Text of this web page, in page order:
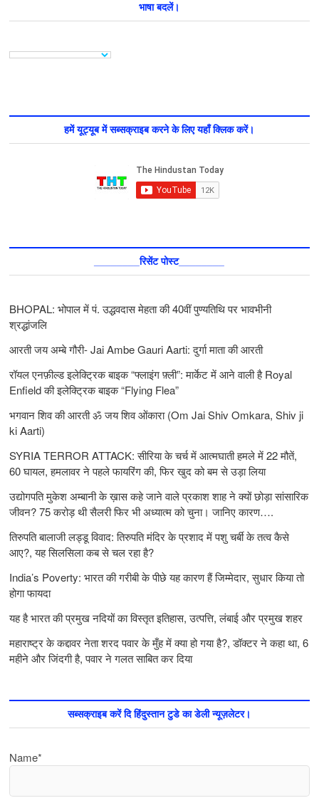
भाषा बदलें।
हमें यूट्यूब में सब्सक्राइब करने के लिए यहाँ क्लिक करें।
________रिसेंट पोस्ट________
BHOPAL: भोपाल में पं. उद्धवदास मेहता की 40वीं पुण्यतिथि पर भावभीनी
श्रद्धांजलि
आरती जय अम्बे गौरी- Jai Ambe Gauri Aarti: दुर्गा माता की आरती
रॉयल एनफ़ील्ड इलेक्ट्रिक बाइक “फ्लाइंग फ़्ली”: मार्केट में आने वाली है Royal
Enfield की इलेक्ट्रिक बाइक “Flying Flea”
भगवान शिव की आरती ॐ जय शिव ओंकारा (Om Jai Shiv Omkara, Shiv ji
ki Aarti)
SYRIA TERROR ATTACK: सीरिया के चर्च में आत्मघाती हमले में 22 मौतें,
60 घायल, हमलावर ने पहले फायरिंग की, फिर खुद को बम से उड़ा लिया
उद्योगपति मुकेश अम्बानी के ख़ास कहे जाने वाले प्रकाश शाह ने क्यों छोड़ा सांसारिक
जीवन? 75 करोड़ थी सैलरी फिर भी अध्यात्म को चुना। जानिए कारण….
तिरुपति बालाजी लड्डू विवाद: तिरुपति मंदिर के प्रशाद में पशु चर्बी के तत्‍व कैसे
आए?, यह सिलसिला कब से चल रहा है?
India’s Poverty: भारत की गरीबी के पीछे यह कारण हैं जिम्‍मेदार, सुधार किया तो
होगा फायदा
यह है भारत की प्रमुख नदियों का विस्तृत इतिहास, उत्पत्ति, लंबाई और प्रमुख शहर
महाराष्ट्र के कद्दावर नेता शरद पवार के मुँह में क्या हो गया है?, डॉक्टर ने कहा था, 6
महीने और जिंदगी है, पवार ने गलत साबित कर दिया
सब्सक्राइब करें दि हिंदुस्तान टुडे का डेली न्यूज़लेटर।
Name*